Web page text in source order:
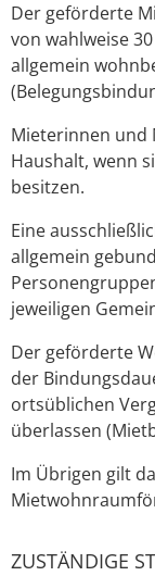
Der geförderte
von wahlweise
allgemein
Mieterinnen und
Haushalt, wenn
besitzen.
Eine
allgemein
jeweiligen
Der geförderte
der
ortsüblichen
überlassen
Im Übrigen gilt
ZUSTÄNDIGE